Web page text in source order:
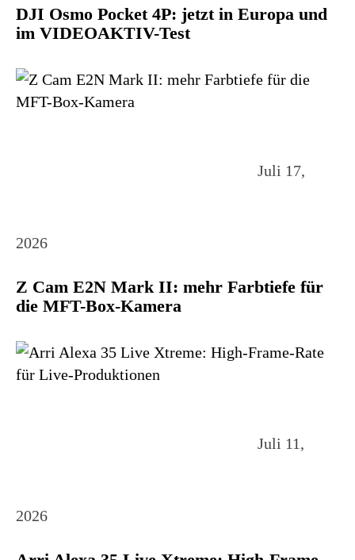
DJI Osmo Pocket 4P: jetzt in Europa und
im VIDEOAKTIV-Test
Juli 17,
2026
Z Cam E2N Mark II: mehr Farbtiefe für
die MFT-Box-Kamera
Juli 11,
2026